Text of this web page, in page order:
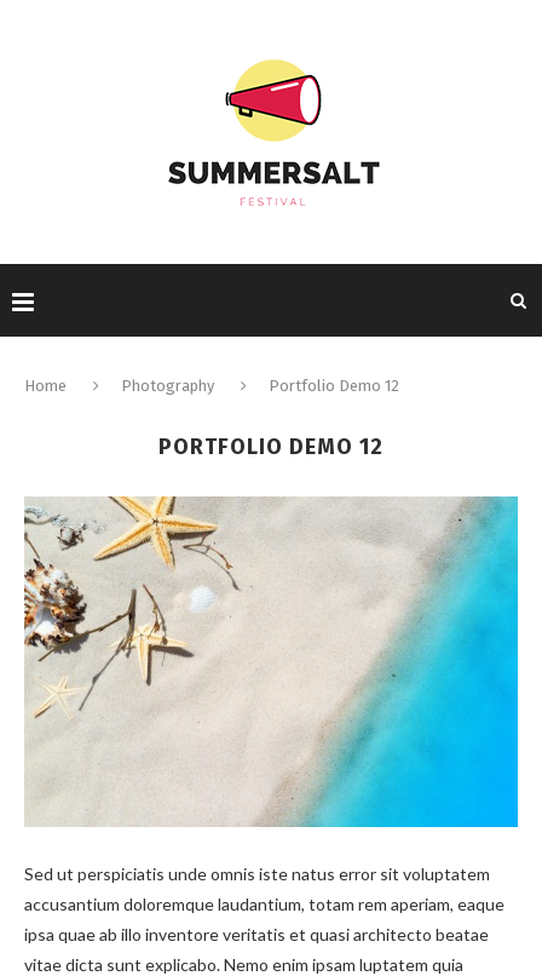
Home Photography Portfolio Demo 12
PORTFOLIO DEMO 12
Sed ut perspiciatis unde omnis iste natus error sit voluptatem
accusantium doloremque laudantium, totam rem aperiam, eaque
ipsa quae ab illo inventore veritatis et quasi architecto beatae
vitae dicta sunt explicabo. Nemo enim ipsam luptatem quia